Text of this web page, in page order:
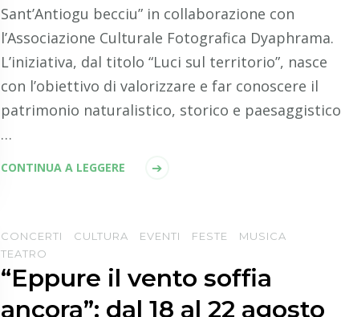
Sant’Antiogu becciu” in collaborazione con
l’Associazione Culturale Fotografica Dyaphrama.
L’iniziativa, dal titolo “Luci sul territorio”, nasce
con l’obiettivo di valorizzare e far conoscere il
patrimonio naturalistico, storico e paesaggistico
…
CONTINUA A LEGGERE
CONCERTI CULTURA EVENTI FESTE
MUSICA
TEATRO
“Eppure il vento soffia
ancora”: dal 18 al 22 agosto